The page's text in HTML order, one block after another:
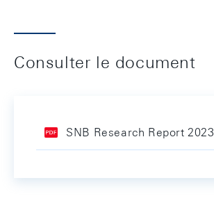
Consulter le document
SNB Research Report 2023